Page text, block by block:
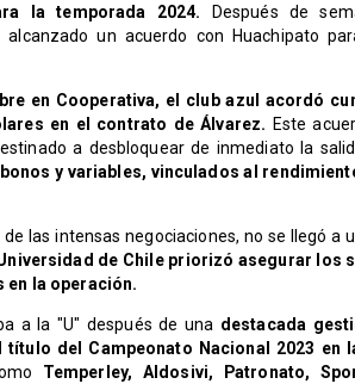
la temporada 2024. Después de
un acuerdo con Huachipato
en Cooperativa, el club azul acordó
en el contrato de Álvarez. Este
a desbloquear de inmediato la
y variables, vinculados al
las intensas negociaciones, no se llegó a
de Chile priorizó asegurar los
la operación.
a la "U" después de una destacada
del Campeonato Nacional 2023 en
Temperley, Aldosivi, Patronato,